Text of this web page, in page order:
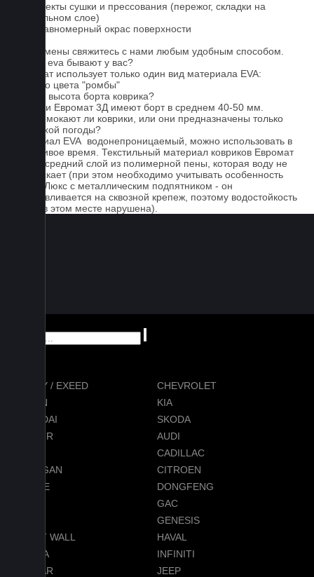
2. Дефекты сушки и прессования (пережог, складки на
текстильном слое)
3. Неравномерный окрас поверхности
Для замены свяжитесь с нами любым удобным способом.
Серые eva бывают у вас?
Евромат использует только один вид материала EVA:
черного цвета "ромбы"
Какова высота борта коврика?
Коврики Евромат 3Д имеют борт в среднем 40-50 мм.
Не промокают ли коврики, или они предназначены только
для сухой погоды?
Материал EVA водонепроницаемый, можно использовать в
дождливое время. Текстильный материал ковриков Евромат
имеет средний слой из полимерной пены, которая воду не
пропускает (при этом необходимо учитывать особенность
серии Люкс с металлическим подпятником - он
устанавливается на сквозной крепеж, поэтому водостойкость
ковра в этом месте нарушена).
CHERY / EXEED
CHEVROLET
RAVON
KIA
HYUNDAI
SKODA
JETOUR
AUDI
CADILLAC
CHANGAN
CITROEN
DODGE
DONGFENG
GAC
GENESIS
GREAT WALL
HAVAL
HONDA
INFINITI
JAGUAR
JEEP